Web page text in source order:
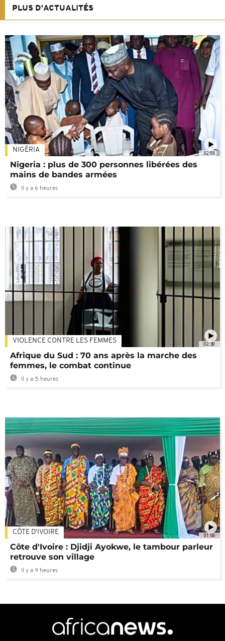
PLUS D'ACTUALITÉS
02:08
NIGÉRIA
Nigeria : plus de 300 personnes libérées des
mains de bandes armées
Il y a 6 heures
02:30
VIOLENCE CONTRE LES FEMMES
Afrique du Sud : 70 ans après la marche des
femmes, le combat continue
Il y a 5 heures
01:58
CÔTE D'IVOIRE
Côte d'Ivoire : Djidji Ayokwe, le tambour parleur
retrouve son village
Il y a 9 heures